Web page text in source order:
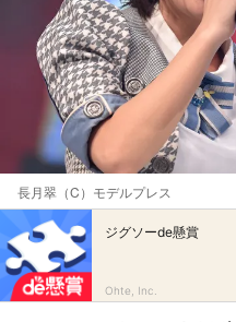
長月翠（C）モデルプレス
ジグソーde懸賞
Ohte, Inc.